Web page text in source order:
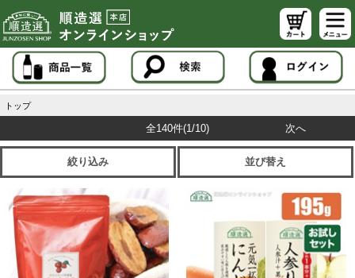
トップ
全140件(1/10) 次へ
絞り込み 並び替え